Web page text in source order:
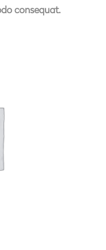
consequat.